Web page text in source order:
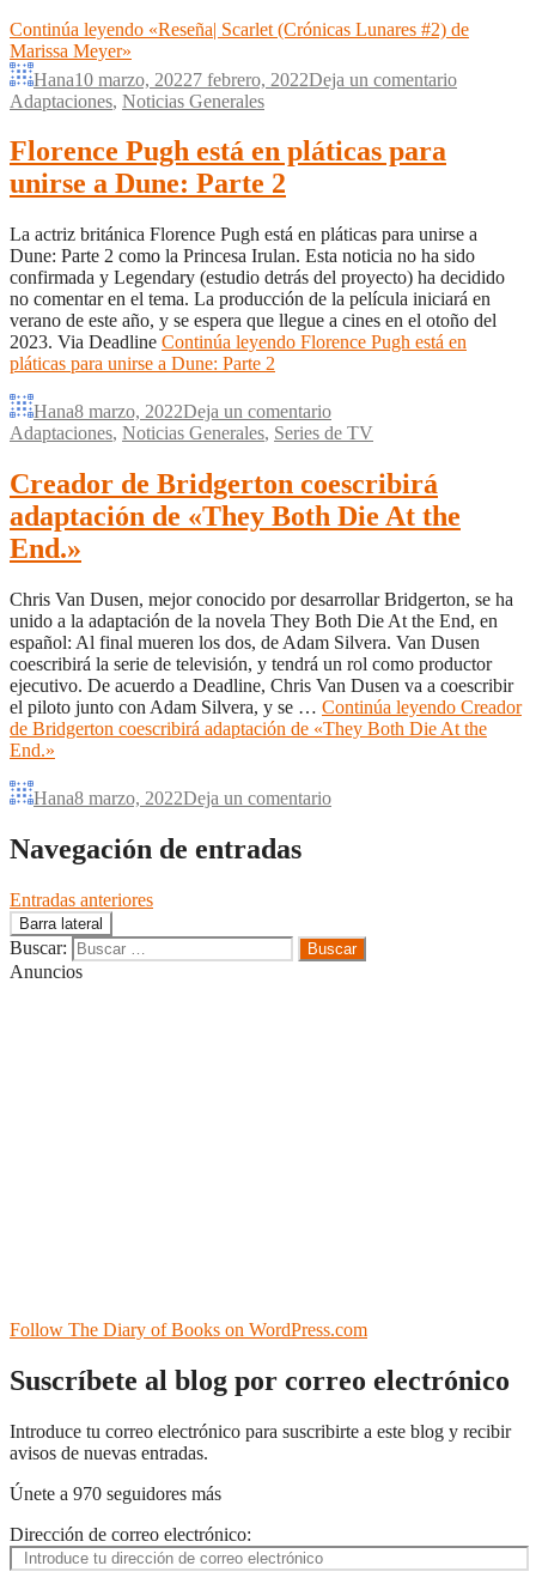
Continúa leyendo «Reseña| Scarlet (Crónicas Lunares #2) de
Marissa Meyer»
Hana10 marzo, 20227 febrero, 2022Deja un comentario
Adaptaciones, Noticias Generales
Florence Pugh está en pláticas para
unirse a Dune: Parte 2
La actriz británica Florence Pugh está en pláticas para unirse a
Dune: Parte 2 como la Princesa Irulan. Esta noticia no ha sido
confirmada y Legendary (estudio detrás del proyecto) ha decidido
no comentar en el tema. La producción de la película iniciará en
verano de este año, y se espera que llegue a cines en el otoño del
2023. Via Deadline Continúa leyendo Florence Pugh está en
pláticas para unirse a Dune: Parte 2
Hana8 marzo, 2022Deja un comentario
Adaptaciones, Noticias Generales, Series de TV
Creador de Bridgerton coescribirá
adaptación de «They Both Die At the
End.»
Chris Van Dusen, mejor conocido por desarrollar Bridgerton, se ha
unido a la adaptación de la novela They Both Die At the End, en
español: Al final mueren los dos, de Adam Silvera. Van Dusen
coescribirá la serie de televisión, y tendrá un rol como productor
ejecutivo. De acuerdo a Deadline, Chris Van Dusen va a coescribir
el piloto junto con Adam Silvera, y se … Continúa leyendo Creador
de Bridgerton coescribirá adaptación de «They Both Die At the
End.»
Hana8 marzo, 2022Deja un comentario
Navegación de entradas
Entradas anteriores
Barra lateral
Buscar:
Anuncios
Follow The Diary of Books on WordPress.com
Suscríbete al blog por correo electrónico
Introduce tu correo electrónico para suscribirte a este blog y recibir
avisos de nuevas entradas.
Únete a 970 seguidores más
Dirección de correo electrónico: